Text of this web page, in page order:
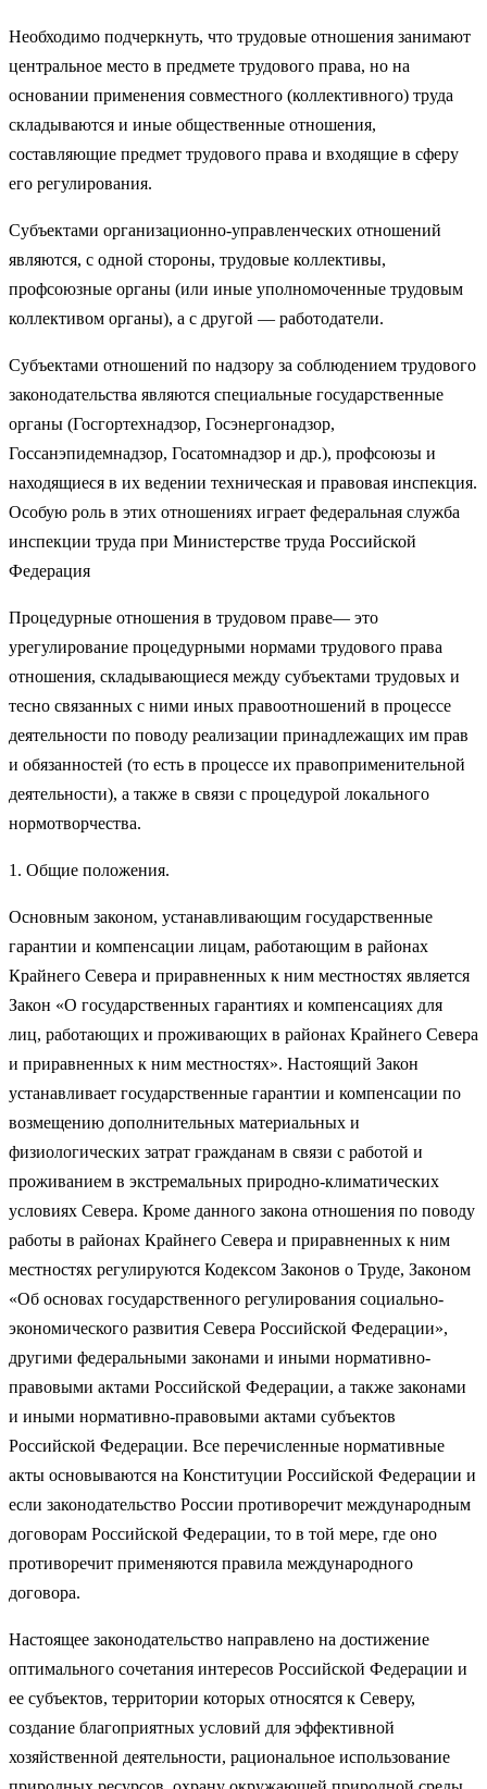
Необходимо подчеркнуть, что трудовые отношения занимают
центральное место в предмете трудового права, но на
основании применения совместного (коллективного) труда
складываются и иные общественные отношения,
составляющие предмет трудового права и входящие в сферу
его регулирования.
Субъектами организационно-управленческих отношений
являются, с одной стороны, трудовые коллективы,
профсоюзные органы (или иные уполномоченные трудовым
коллективом органы), а с другой — работодатели.
Субъектами отношений по надзору за соблюдением трудового
законодательства являются специальные государственные
органы (Госгортехнадзор, Госэнергонадзор,
Госсанэпидемнадзор, Госатомнадзор и др.), профсоюзы и
находящиеся в их ведении техническая и правовая инспекция.
Особую роль в этих отношениях играет федеральная служба
инспекции труда при Министерстве труда Российской
Федерация
Процедурные отношения в трудовом праве— это
урегулирование процедурными нормами трудового права
отношения, складывающиеся между субъектами трудовых и
тесно связанных с ними иных правоотношений в процессе
деятельности по поводу реализации принадлежащих им прав
и обязанностей (то есть в процессе их правоприменительной
деятельности), а также в связи с процедурой локального
нормотворчества.
1. Общие положения.
Основным законом, устанавливающим государственные
гарантии и компенсации лицам, работающим в районах
Крайнего Севера и приравненных к ним местностях является
Закон «О государственных гарантиях и компенсациях для
лиц, работающих и проживающих в районах Крайнего Севера
и приравненных к ним местностях». Настоящий Закон
устанавливает государственные гарантии и компенсации по
возмещению дополнительных материальных и
физиологических затрат гражданам в связи с работой и
проживанием в экстремальных природно-климатических
условиях Севера. Кроме данного закона отношения по поводу
работы в районах Крайнего Севера и приравненных к ним
местностях регулируются Кодексом Законов о Труде, Законом
«Об основах государственного регулирования социально-
экономического развития Севера Российской Федерации»,
другими федеральными законами и иными нормативно-
правовыми актами Российской Федерации, а также законами
и иными нормативно-правовыми актами субъектов
Российской Федерации. Все перечисленные нормативные
акты основываются на Конституции Российской Федерации и
если законодательство России противоречит международным
договорам Российской Федерации, то в той мере, где оно
противоречит применяются правила международного
договора.
Настоящее законодательство направлено на достижение
оптимального сочетания интересов Российской Федерации и
ее субъектов, территории которых относятся к Северу,
создание благоприятных условий для эффективной
хозяйственной деятельности, рациональное использование